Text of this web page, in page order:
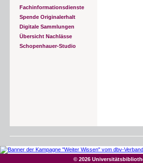
Fachinformationsdienste
Spende Originalerhalt
Digitale Sammlungen
Übersicht Nachlässe
Schopenhauer-Studio
© 2026